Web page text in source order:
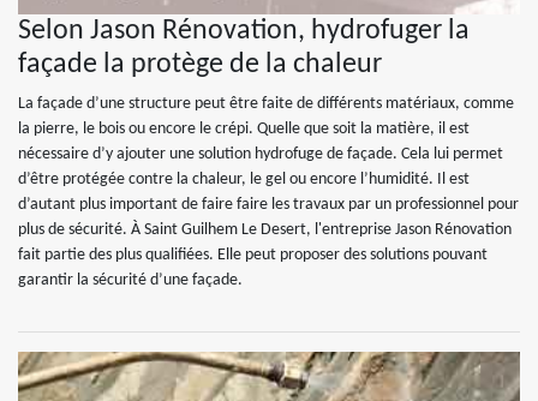
Selon Jason Rénovation, hydrofuger la
façade la protège de la chaleur
La façade d’une structure peut être faite de différents matériaux, comme
la pierre, le bois ou encore le crépi. Quelle que soit la matière, il est
nécessaire d’y ajouter une solution hydrofuge de façade. Cela lui permet
d’être protégée contre la chaleur, le gel ou encore l’humidité. Il est
d’autant plus important de faire faire les travaux par un professionnel pour
plus de sécurité. À Saint Guilhem Le Desert, l'entreprise Jason Rénovation
fait partie des plus qualifiées. Elle peut proposer des solutions pouvant
garantir la sécurité d’une façade.